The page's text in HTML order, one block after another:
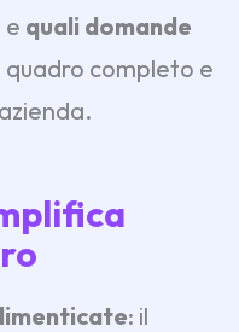
e quali domande
quadro completo e
: il